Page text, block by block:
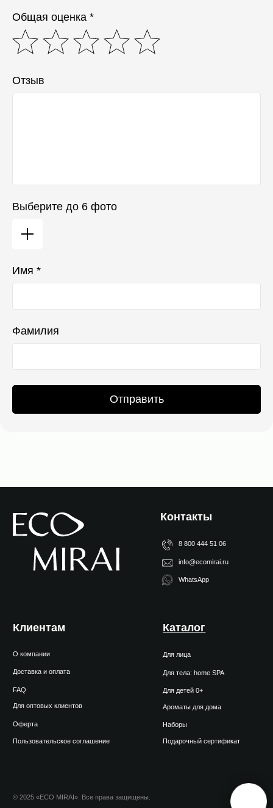
Общая оценка *
Отзыв
Выберите до 6 фото
Имя *
Фамилия
Отправить
© 2025 «ECO MIRAI». Все права защищены.